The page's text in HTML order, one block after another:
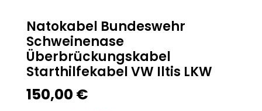
Natokabel Bundeswehr
Schweinenase
Überbrückungskabel
Starthilfekabel VW Iltis LKW
150,00 €